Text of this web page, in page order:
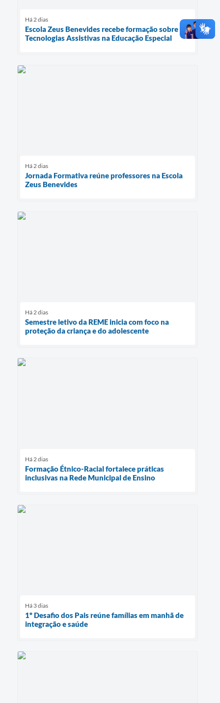
Há 2 dias
Escola Zeus Benevides recebe formação sobre
Tecnologias Assistivas na Educação Especial
Há 2 dias
Jornada Formativa reúne professores na Escola
Zeus Benevides
Há 2 dias
Semestre letivo da REME inicia com foco na
proteção da criança e do adolescente
Há 2 dias
Formação Étnico-Racial fortalece práticas
inclusivas na Rede Municipal de Ensino
Há 3 dias
1º Desafio dos Pais reúne famílias em manhã de
integração e saúde